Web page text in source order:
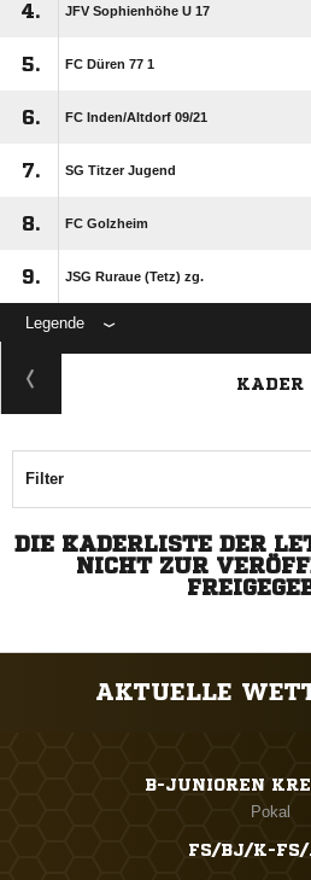
4. JFV Sophienhöhe U 17
5. FC Düren 77 1
6. FC Inden/​Altdorf 09/​21
7. SG Titzer Jugend
8. FC Golzheim
9. JSG Ruraue (Tetz) zg.
Legende
KADER
Filter
DIE KADERLISTE DER
NICHT ZUR
AKTUELLE
B-JUNIOREN
Pokal
FS/BJ/K-FS/